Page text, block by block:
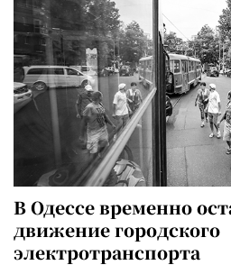
В Одессе временно
движение городского
электротранспорта